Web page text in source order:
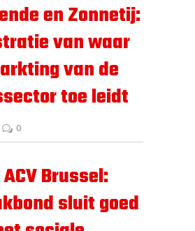
en Zonnetij:
van waar
van de
toe leidt
0
Brussel:
sluit goed